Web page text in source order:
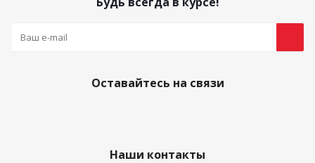
Оставайтесь на связи
Наши контакты